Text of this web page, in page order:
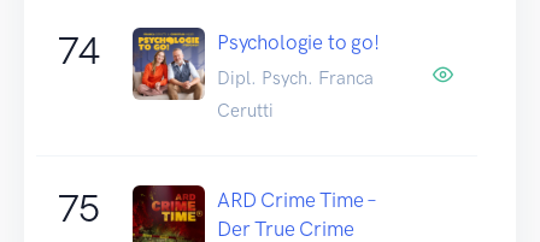
74 Psychologie to go!
Dipl. Psych. Franca
Cerutti
75
ARD Crime Time –
Der True Crime